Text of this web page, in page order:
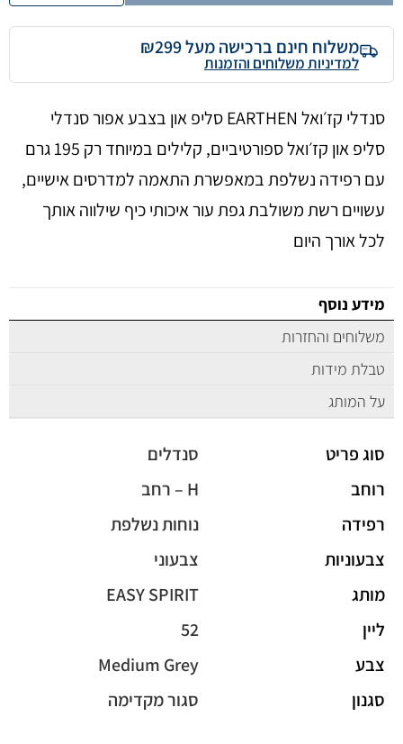
משלוח חינם ברכישה מעל ₪299
למדיניות משלוחים והזמנות
סנדלי קז׳ואל EARTHEN סליפ און בצבע אפור סנדלי
סליפ און קז׳ואל ספורטיביים, קלילים במיוחד רק 195 גרם
עם רפידה נשלפת במאפשרת התאמה למדרסים אישיים,
עשויים רשת משולבת גפת עור איכותי כיף שילווה אותך
לכל אורך היום
מידע נוסף
משלוחים והחזרות
טבלת מידות
על המותג
סוג פריט
סנדלים
רוחב
H – רחב
רפידה
נוחות נשלפת
צבעוניות
צבעוני
מותג
EASY SPIRIT
ליין
52
צבע
Medium Grey
סגנון
סגור מקדימה